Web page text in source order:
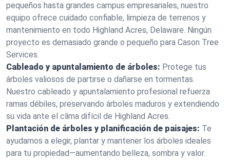
pequeños hasta grandes campus empresariales, nuestro
equipo ofrece cuidado confiable, limpieza de terrenos y
mantenimiento en todo Highland Acres, Delaware. Ningún
proyecto es demasiado grande o pequeño para Cason Tree
Services.
Cableado y apuntalamiento de árboles: Protege tus
árboles valiosos de partirse o dañarse en tormentas.
Nuestro cableado y apuntalamiento profesional refuerza
ramas débiles, preservando árboles maduros y extendiendo
su vida ante el clima difícil de Highland Acres.
Plantación de árboles y planificación de paisajes: Te
ayudamos a elegir, plantar y mantener los árboles ideales
para tu propiedad—aumentando belleza, sombra y valor.